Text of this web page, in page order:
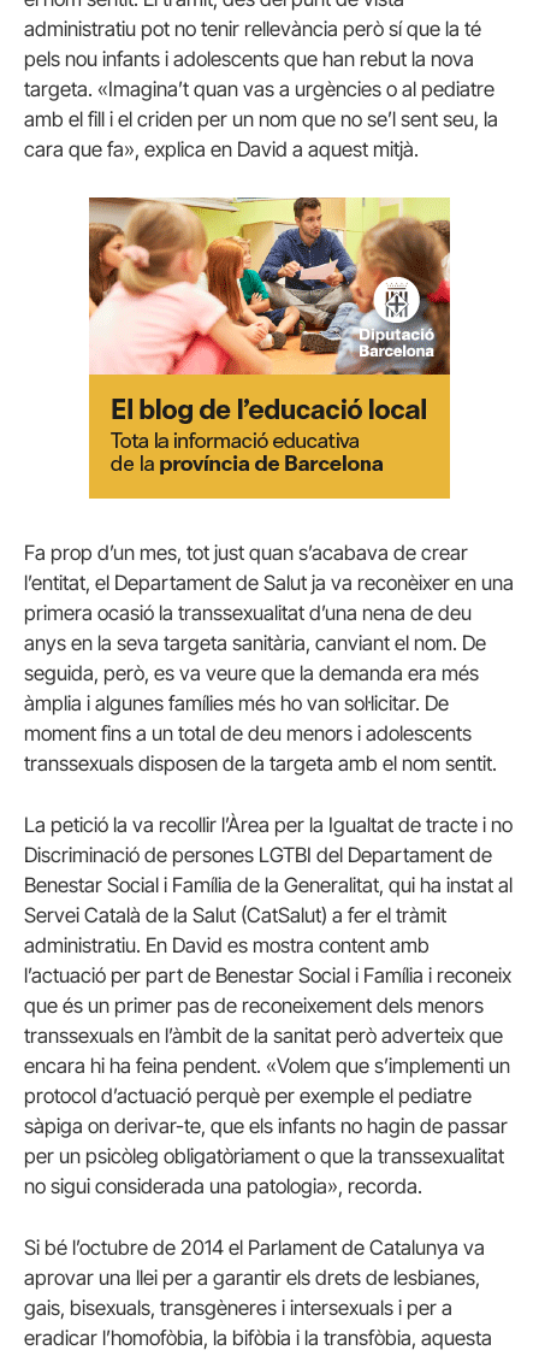
administratiu pot no tenir rellevància però sí que la té
pels nou infants i adolescents que han rebut la nova
targeta. «Imagina’t quan vas a urgències o al pediatre
amb el fill i el criden per un nom que no se’l sent seu, la
cara que fa», explica en David a aquest mitjà.
Fa prop d’un mes, tot just quan s’acabava de crear
l’entitat, el Departament de Salut ja va reconèixer en una
primera ocasió la transsexualitat d’una nena de deu
anys en la seva targeta sanitària, canviant el nom. De
seguida, però, es va veure que la demanda era més
àmplia i algunes famílies més ho van sol·licitar. De
moment fins a un total de deu menors i adolescents
transsexuals disposen de la targeta amb el nom sentit.
La petició la va recollir l’Àrea per la Igualtat de tracte i no
Discriminació de persones LGTBI del Departament de
Benestar Social i Família de la Generalitat, qui ha instat al
Servei Català de la Salut (CatSalut) a fer el tràmit
administratiu. En David es mostra content amb
l’actuació per part de Benestar Social i Família i reconeix
que és un primer pas de reconeixement dels menors
transsexuals en l’àmbit de la sanitat però adverteix que
encara hi ha feina pendent. «Volem que s’implementi un
protocol d’actuació perquè per exemple el pediatre
sàpiga on derivar-te, que els infants no hagin de passar
per un psicòleg obligatòriament o que la transsexualitat
no sigui considerada una patologia», recorda.
Si bé l’octubre de 2014 el Parlament de Catalunya va
aprovar una llei per a garantir els drets de lesbianes,
gais, bisexuals, transgèneres i intersexuals i per a
eradicar l’homofòbia, la bifòbia i la transfòbia, aquesta